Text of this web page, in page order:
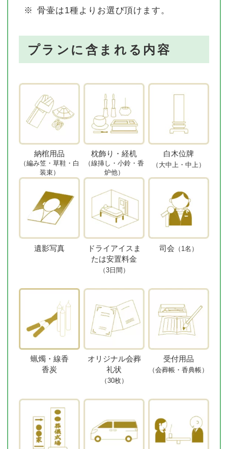
※ 骨壷は1種よりお選び頂けます。
プランに含まれる内容
納棺用品
（編み笠・草鞋・白
装束）
枕飾り・経机
（線挿し・小鈴・香
炉他）
白木位牌
（大中上・中上）
遺影写真
ドライアイスま
たは安置料金
（3日間）
司会 （1名）
蝋燭・線香
香炭
オリジナル会葬
礼状
（30枚）
受付用品
（会葬帳・香典帳）